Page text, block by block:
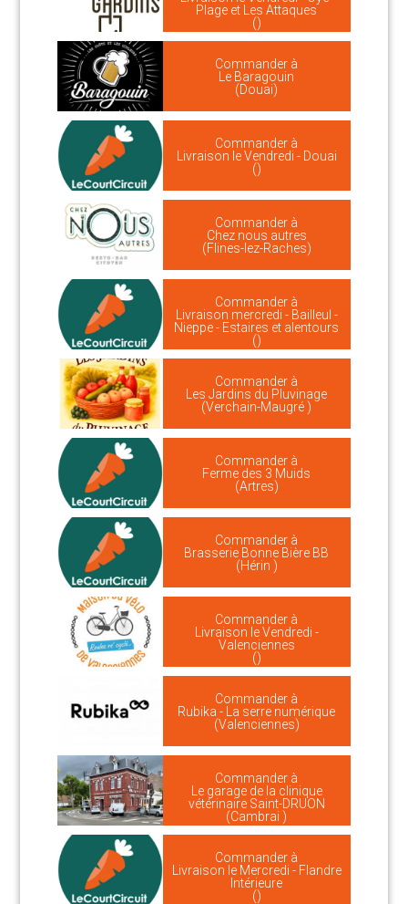
Plage et Les Attaques
()
Commander à
Le Baragouin
(Douai)
Commander à
Livraison le Vendredi - Douai
()
Commander à
Chez nous autres
(Flines-lez-Raches)
Commander à
Livraison mercredi - Bailleul -
Nieppe - Estaires et alentours
()
Commander à
Les Jardins du Pluvinage
(Verchain-Maugré )
Commander à
Ferme des 3 Muids
(Artres)
Commander à
Brasserie Bonne Bière BB
(Hérin )
Commander à
Livraison le Vendredi -
Valenciennes
()
Commander à
Rubika - La serre numérique
(Valenciennes)
Commander à
Le garage de la clinique
vétérinaire Saint-DRUON
(Cambrai )
Commander à
Livraison le Mercredi - Flandre
Intérieure
()